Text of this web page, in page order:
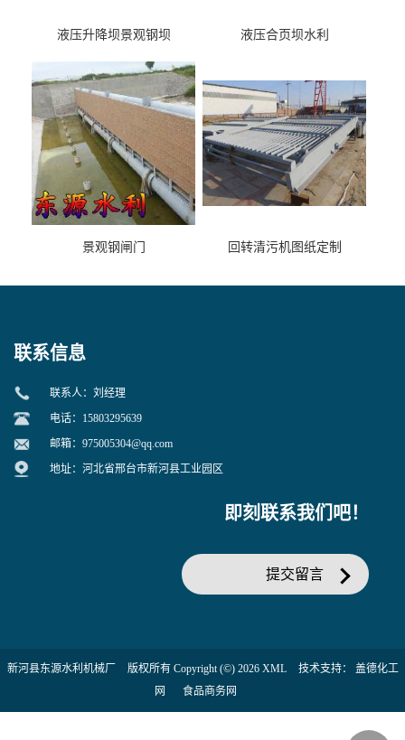
液压升降坝景观钢坝 液压合页坝水利
景观钢闸门 回转清污机图纸定制
联系信息
联系人：刘经理
电话：15803295639
邮箱： 975005304@qq.com
地址：河北省邢台市新河县工业园区
即刻联系我们吧！
提交留言
新河县东源水利机械厂 版权所有 Copyright (©) 2026 XML 技术支持： 盖德化工
网
食品商务网